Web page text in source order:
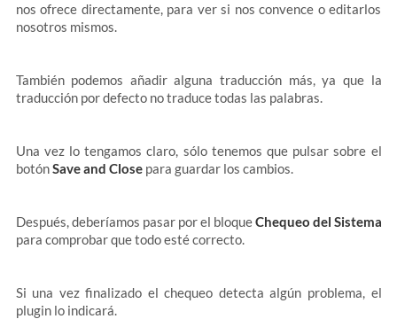
nos ofrece directamente, para ver si nos convence o editarlos
nosotros mismos.
También podemos añadir alguna traducción más, ya que la
traducción por defecto no traduce todas las palabras.
Una vez lo tengamos claro, sólo tenemos que pulsar sobre el
botónSave and Closepara guardar los cambios.
Después, deberíamos pasar por el bloqueChequeo del Sistema
para comprobar que todo esté correcto.
Si una vez finalizado el chequeo detecta algún problema, el
plugin lo indicará.